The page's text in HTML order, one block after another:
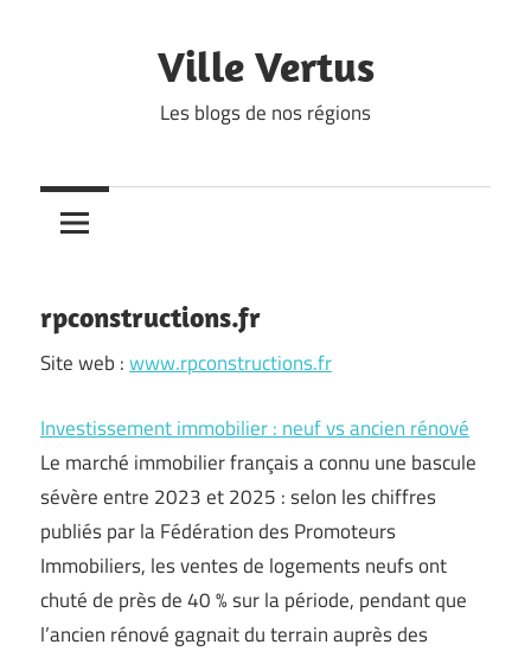
Ville Vertus
Les blogs de nos régions
rpconstructions.fr
Site web :www.rpconstructions.fr
Investissement immobilier : neuf vs ancien rénové
Le marché immobilier français a connu une bascule
sévère entre 2023 et 2025 : selon les chiffres
publiés par la Fédération des Promoteurs
Immobiliers, les ventes de logements neufs ont
chuté de près de 40 % sur la période, pendant que
l’ancien rénové gagnait du terrain auprès des